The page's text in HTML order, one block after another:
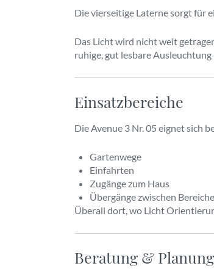
Die vierseitige Laterne sorgt für
Das Licht wird nicht weit
ruhige, gut lesbare
Einsatzbereiche
Die Avenue 3 Nr. 05 eignet sich
Gartenwege
Einfahrten
Zugänge zum Haus
Übergänge zwischen
Überall dort, wo Licht
Beratung & Planung